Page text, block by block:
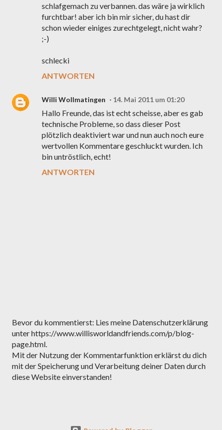
schlafgemach zu verbannen. das wäre ja wirklich
furchtbar! aber ich bin mir sicher, du hast dir
schon wieder einiges zurechtgelegt, nicht wahr?
;-)
schlecki
ANTWORTEN
Willi Wollmatingen 14. Mai 2011 um 01:20
Hallo Freunde, das ist echt scheisse, aber es gab
technische Probleme, so dass dieser Post
plötzlich deaktiviert war und nun auch noch eure
wertvollen Kommentare geschluckt wurden. Ich
bin untröstlich, echt!
ANTWORTEN
K
o
m
m
e
n
Bevor du kommentierst: Lies meine Datenschutzerklärung
unter https://www.willisworldandfriends.com/p/blog-
page.html.
Mit der Nutzung der Kommentarfunktion erklärst du dich
mit der Speicherung und Verarbeitung deiner Daten durch
diese Website einverstanden!